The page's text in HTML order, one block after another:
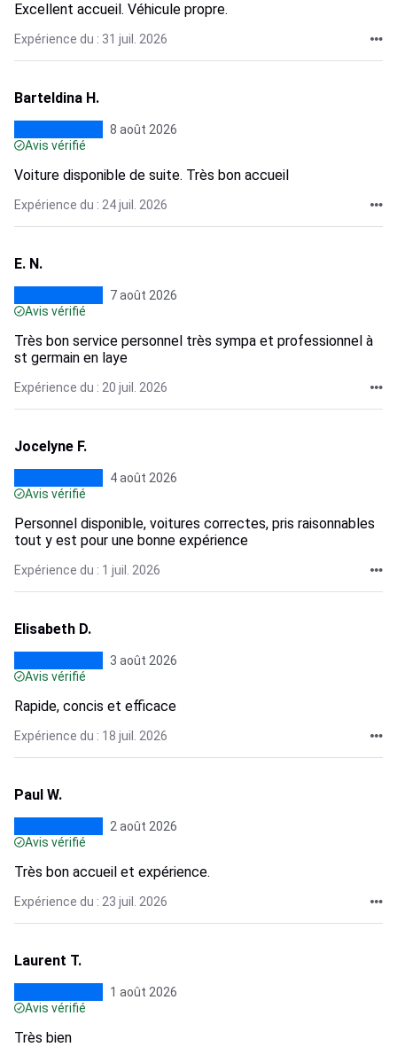
Excellent accueil. Véhicule propre.
Expérience du : 31 juil. 2026
Barteldina H.
8 août 2026
Avis vérifié
Voiture disponible de suite. Très bon accueil
Expérience du : 24 juil. 2026
E. N.
7 août 2026
Avis vérifié
Très bon service personnel très sympa et professionnel à
st germain en laye
Expérience du : 20 juil. 2026
Jocelyne F.
4 août 2026
Avis vérifié
Personnel disponible, voitures correctes, pris raisonnables
tout y est pour une bonne expérience
Expérience du : 1 juil. 2026
Elisabeth D.
3 août 2026
Avis vérifié
Rapide, concis et efficace
Expérience du : 18 juil. 2026
Paul W.
2 août 2026
Avis vérifié
Très bon accueil et expérience.
Expérience du : 23 juil. 2026
Laurent T.
1 août 2026
Avis vérifié
Très bien